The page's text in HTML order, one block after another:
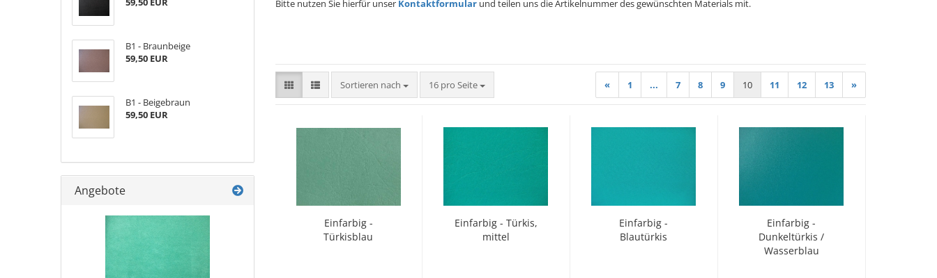
Bitte nutzen Sie hierfür unser Kontaktformularund teilen uns die Artikelnummer des gewünschten Materials mit.
Sortieren nach
Sortieren nach 16 pro Seite
pro Seite « 1 ... 7 8 9 10 11 12 13 »
Einfarbig -
Türkisblau
Einfarbig - Türkis,
mittel
Einfarbig -
Blautürkis
Einfarbig -
Dunkeltürkis /
Wasserblau
B1 - Braunbeige
59,50 EUR
B1 - Beigebraun
59,50 EUR
Angebote